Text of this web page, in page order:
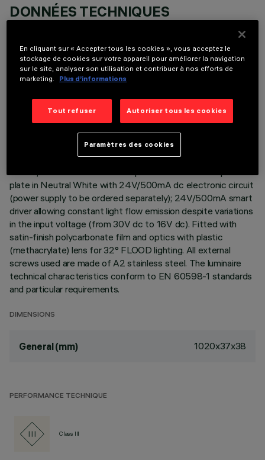
DONNÉES TECHNIQUES
DESCRIPTION
Direct light luminaire, designed to use monochrome LED
supports for installation (to be ordered separately). Extruded
aluminium body, with zamak die-cast end caps complete with
silicone gaskets. Coated with liquid acrylic paint with a high
level of weather and UV ray resistance. The top of the
optical assembly is closed by a 3 mm thick transparent glass
plate in Neutral White with 24V/500mA dc electronic circuit
(power supply to be ordered separately); 24V/500mA smart
driver allowing constant light flow emission despite variations
in the input voltage (from 30V dc to 16V dc). Fitted with
satin-finish polycarbonate film and optics with plastic
(methacrylate) lens for 32° FLOOD lighting. All external
screws used are made of A2 stainless steel. The luminaire
technical characteristics conform to EN 60598-1 standards
and particular requirements.
DIMENSIONS
General (mm) 1020x37x38
PERFORMANCE TECHNIQUE
Class III
En cliquant sur « Accepter tous les cookies », vous acceptez le
stockage de cookies sur votre appareil pour améliorer la navigation
sur le site, analyser son utilisation et contribuer à nos efforts de
marketing.
Plus d’informations
Tout refuser Autoriser tous les cookies
Paramètres des cookies